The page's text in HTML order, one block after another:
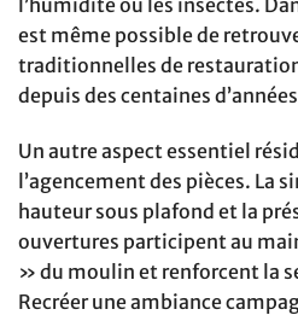
l’humidité ou les insectes.
est même possible de
traditionnelles de
depuis des centaines
Un autre aspect essentiel
l’agencement des pièces. La
hauteur sous plafond et la
ouvertures participent au
» du moulin et renforcent la
Recréer une ambiance